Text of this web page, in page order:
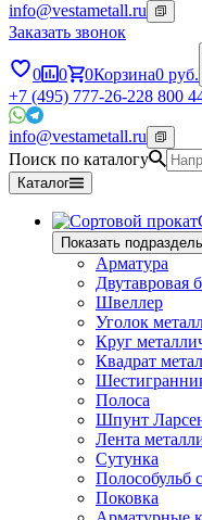
info@vestametall.ru
Заказать звонок
0 0 0Корзина0 руб.
+7 (495) 777-26-228 800
info@vestametall.ru
Поиск по каталогу
Каталог
Показать
Арматура
Двутавровая
Швеллер
Уголок
Круг
Квадрат
Полоса
Шпунт
Лента
Сутунка
Полособульб
Поковка